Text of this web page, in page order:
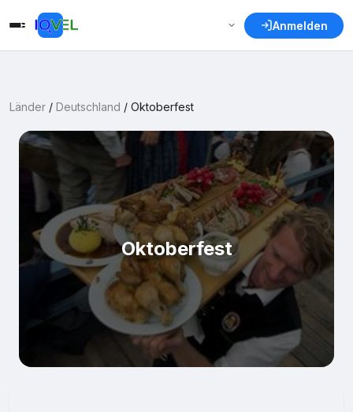
Anmelden
Länder / Deutschland / Oktoberfest
Oktoberfest